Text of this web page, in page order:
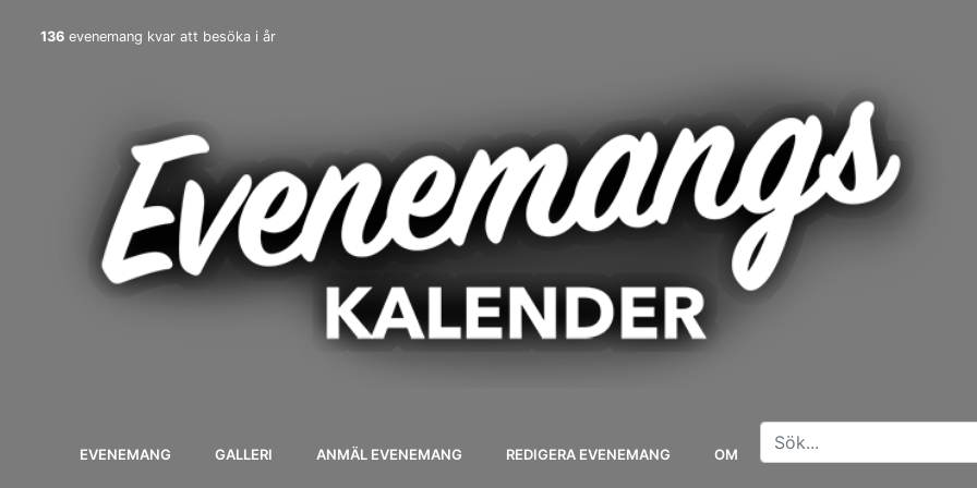
136 evenemang kvar att besöka i år
EVENEMANG GALLERI ANMÄL EVENEMANG REDIGERA EVENEMANG OM